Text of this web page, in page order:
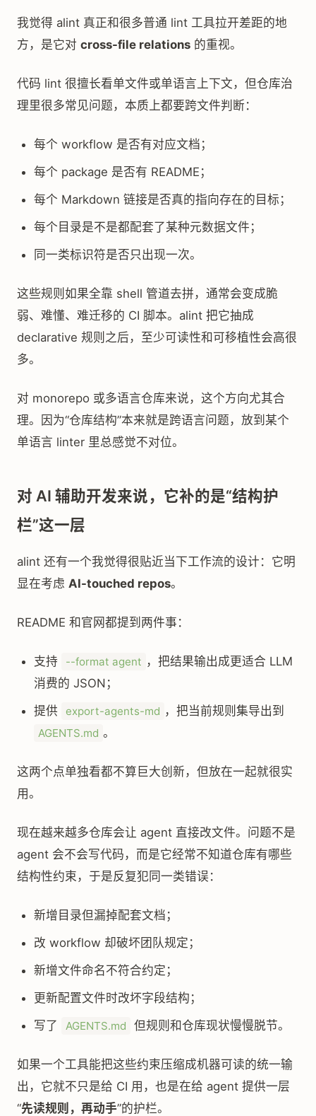
我觉得 alint 真正和很多普通 lint 工具拉开差距的地
方，是它对 cross-file relations 的重视。
代码 lint 很擅长看单文件或单语言上下文，但仓库治
理里很多常见问题，本质上都要跨文件判断：
每个 workflow 是否有对应文档；
每个 package 是否有 README；
每个 Markdown 链接是否真的指向存在的目标；
每个目录是不是都配套了某种元数据文件；
同一类标识符是否只出现一次。
这些规则如果全靠 shell 管道去拼，通常会变成脆
弱、难懂、难迁移的 CI 脚本。alint 把它抽成
declarative 规则之后，至少可读性和可移植性会高很
多。
对 monorepo 或多语言仓库来说，这个方向尤其合
理。因为“仓库结构”本来就是跨语言问题，放到某个
单语言 linter 里总感觉不对位。
对 AI 辅助开发来说，它补的是“结构护
栏”这一层
alint 还有一个我觉得很贴近当下工作流的设计：它明
显在考虑 AI-touched repos。
README 和官网都提到两件事：
支持 --format agent ，把结果输出成更适合 LLM
消费的 JSON；
提供
export-agents-md ，把当前规则集导出到
AGENTS.md 。
这两个点单独看都不算巨大创新，但放在一起就很实
用。
现在越来越多仓库会让 agent 直接改文件。问题不是
agent 会不会写代码，而是它经常不知道仓库有哪些
结构性约束，于是反复犯同一类错误：
新增目录但漏掉配套文档；
改 workflow 却破坏团队规定；
新增文件命名不符合约定；
更新配置文件时改坏字段结构；
写了
AGENTS.md 但规则和仓库现状慢慢脱节。
如果一个工具能把这些约束压缩成机器可读的统一输
出，它就不只是给 CI 用，也是在给 agent 提供一层
“先读规则，再动手”的护栏。